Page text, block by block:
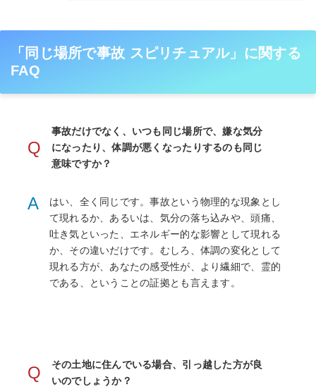
「同じ場所で事故 スピリチュアル」に関する
FAQ
Q
事故だけでなく、いつも同じ場所で、嫌な気分
になったり、体調が悪くなったりするのも同じ
意味ですか？
A
はい、全く同じです。事故という物理的な現象とし
て現れるか、あるいは、気分の落ち込みや、頭痛、
吐き気といった、エネルギー的な影響として現れる
か、その違いだけです。むしろ、体調の変化として
現れる方が、あなたの感受性が、より繊細で、霊的
である、ということの証拠とも言えます。
Q
その土地に住んでいる場合、引っ越した方が良
いのでしょうか？